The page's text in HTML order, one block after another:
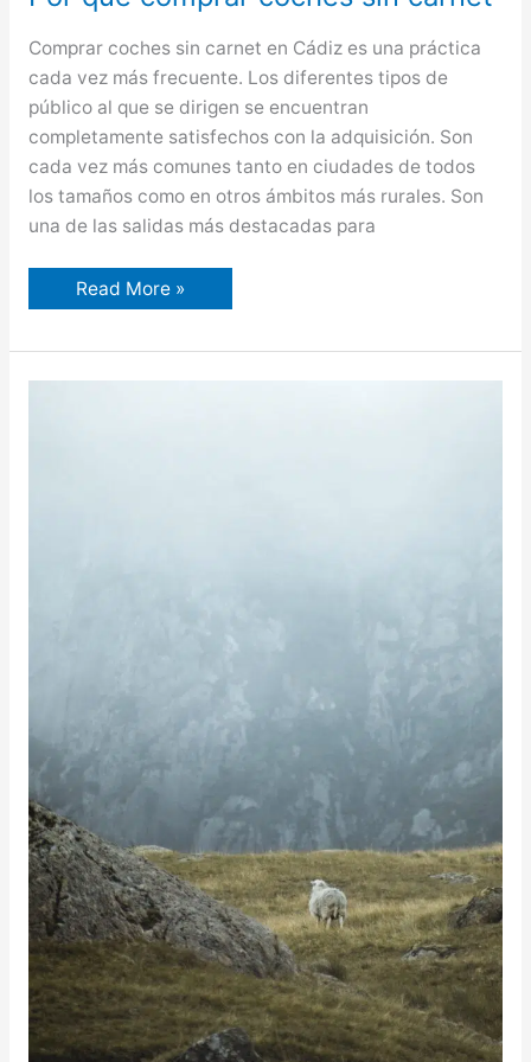
Comprar coches sin carnet en Cádiz es una práctica
cada vez más frecuente. Los diferentes tipos de
público al que se dirigen se encuentran
completamente satisfechos con la adquisición. Son
cada vez más comunes tanto en ciudades de todos
los tamaños como en otros ámbitos más rurales. Son
una de las salidas más destacadas para
Por
qué
sin
carnet
Read More »